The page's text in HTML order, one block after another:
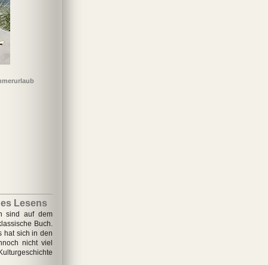
Lesens
sind auf dem
Buch.
hat sich in den
nicht viel